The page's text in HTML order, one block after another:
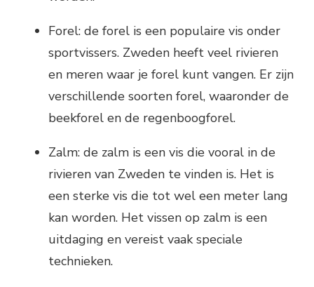
Forel: de forel is een populaire vis onder
sportvissers. Zweden heeft veel rivieren
en meren waar je forel kunt vangen. Er zijn
verschillende soorten forel, waaronder de
beekforel en de regenboogforel.
Zalm: de zalm is een vis die vooral in de
rivieren van Zweden te vinden is. Het is
een sterke vis die tot wel een meter lang
kan worden. Het vissen op zalm is een
uitdaging en vereist vaak speciale
technieken.